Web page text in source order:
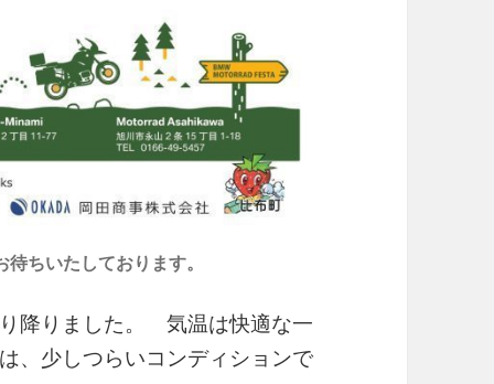
ちいたしております。
降りました。 気温は快適な一
、少しつらいコンディションで